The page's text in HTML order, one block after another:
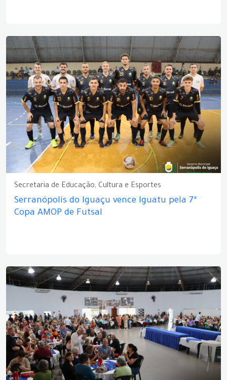
Secretaria de Educação, Cultura e Esportes
Serranópolis do Iguaçu vence Iguatu pela 7ª
Copa AMOP de Futsal